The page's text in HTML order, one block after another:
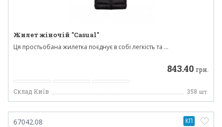
Жилет жіночій "Casual"
Ця простьобана жилетка поєднує в собі легкість та ...
843.40 грн.
Склад Київ 358 шт.
67042.08 КП